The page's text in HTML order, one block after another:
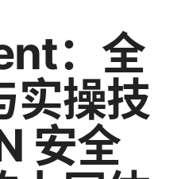
：全
实操技
安全